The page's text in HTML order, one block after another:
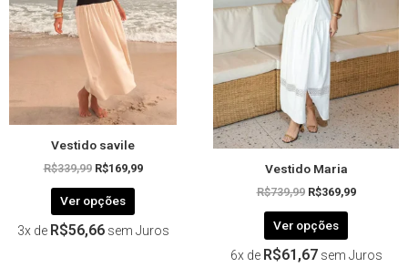
Vestido savile
R$339,99 R$169,99
Ver opções
As
opções
podem
escolhidas
na
página
do
produto
3x de R$56,66 sem Juros
Vestido Maria
R$739,99 R$369,99
Ver opções
opções
podem
ser
escolhidas
na
página
do
6x de R$61,67 sem Juros